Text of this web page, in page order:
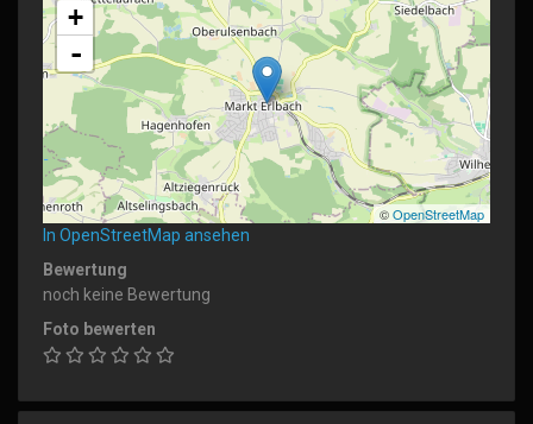
+
-
©OpenStreetMap
In OpenStreetMap ansehen
Bewertung
noch keine Bewertung
Foto bewerten